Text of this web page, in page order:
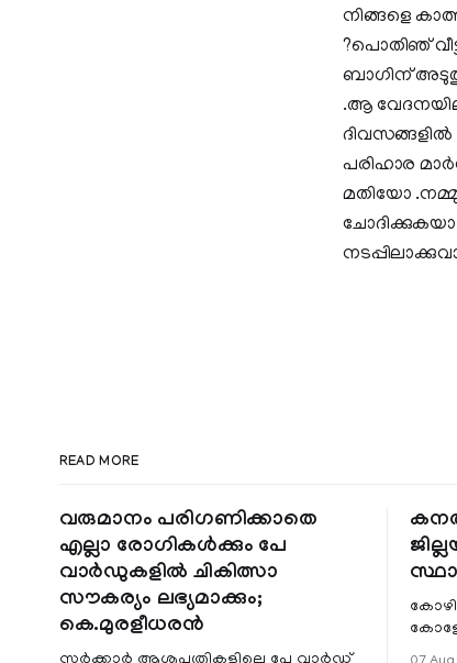
നിങ്ങളെ
?പൊതിഞ്
ബാഗിന്
.ആ
ദിവസങ്ങളില്‍
പരിഹാര
മതിയോ
READ MORE
വരുമാനം പരിഗണിക്കാതെ
എല്ലാ രോഗികൾക്കും പേ
വാർഡുകളിൽ ചികിത്സാ
സൗകര്യം ലഭ്യമാക്കും;
കെ.മുരളീധരൻ